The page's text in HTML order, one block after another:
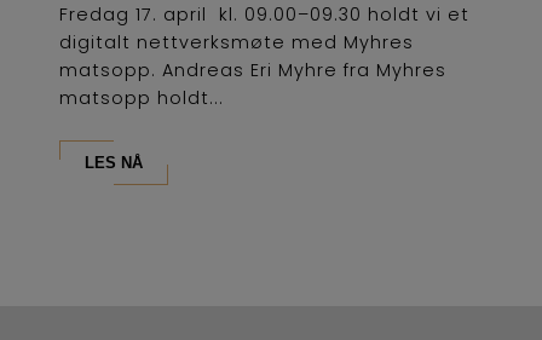
Fredag 17. april kl. 09.00–09.30 holdt vi et
digitalt nettverksmøte med Myhres
matsopp. Andreas Eri Myhre fra Myhres
matsopp holdt...
LES NÅ